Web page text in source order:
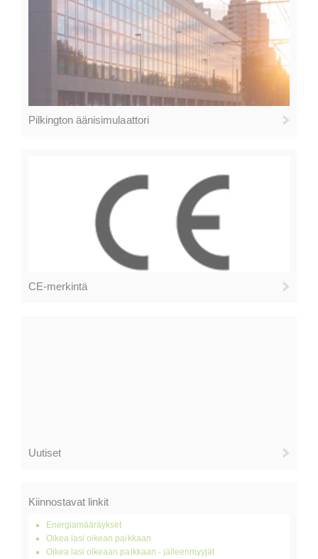
Pilkington äänisimulaattori
CE-merkintä
Uutiset
Kiinnostavat linkit
Energiamääräykset
Oikea lasi oikean paikkaan
Oikea lasi oikeaan paikkaan - jälleenmyyjät